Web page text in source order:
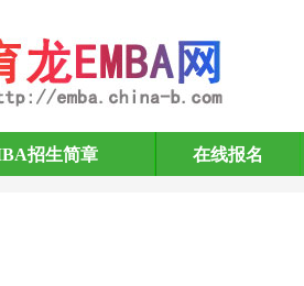
章
招生简章 在线报名